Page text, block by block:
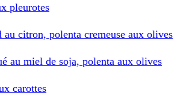
pleurotes
citron, polenta cremeuse aux olives
au miel de soja, polenta aux olives
carottes